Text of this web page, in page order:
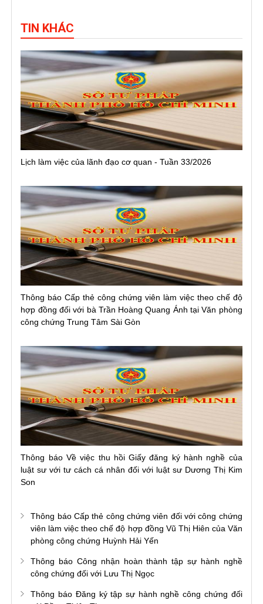
TIN KHÁC
Lịch làm việc của lãnh đạo cơ quan - Tuần 33/2026
Thông báo Cấp thẻ công chứng viên làm việc theo chế độ
hợp đồng đối với bà Trần Hoàng Quang Ánh tại Văn phòng
công chứng Trung Tâm Sài Gòn
Thông báo Về việc thu hồi Giấy đăng ký hành nghề của
luật sư với tư cách cá nhân đối với luật sư Dương Thị Kim
Son
Thông báo Cấp thẻ công chứng viên đối với công chứng
viên làm việc theo chế độ hợp đồng Vũ Thị Hiên của Văn
phòng công chứng Huỳnh Hải Yến
Thông báo Công nhận hoàn thành tập sự hành nghề
công chứng đối với Lưu Thị Ngọc
Thông báo Đăng ký tập sự hành nghề công chứng đối